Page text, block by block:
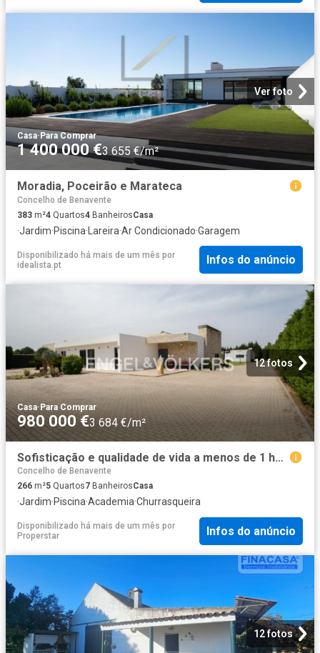
Ver foto
Casa· Para Comprar
1 400 000 €3 655 €/m²
Moradia, Poceirão e Marateca
Concelho de Benavente
383 m²4 Quartos4 BanheirosCasa
·Jardim·Piscina· Lareira·Ar Condicionado·Garagem
Disponibilizado há mais de um mês por
idealista.pt
Infos do anúncio
12 fotos
Casa·Para Comprar
980 000 €3 684 €/m²
Sofisticação e qualidade de vida a menos de 1 hora de Lisboa
Concelho de Benavente
266 m²5 Quartos7 BanheirosCasa
·Jardim·Piscina·Academia·Churrasqueira
Disponibilizado há mais de um mês por
Properstar
Infos do anúncio
12 fotos